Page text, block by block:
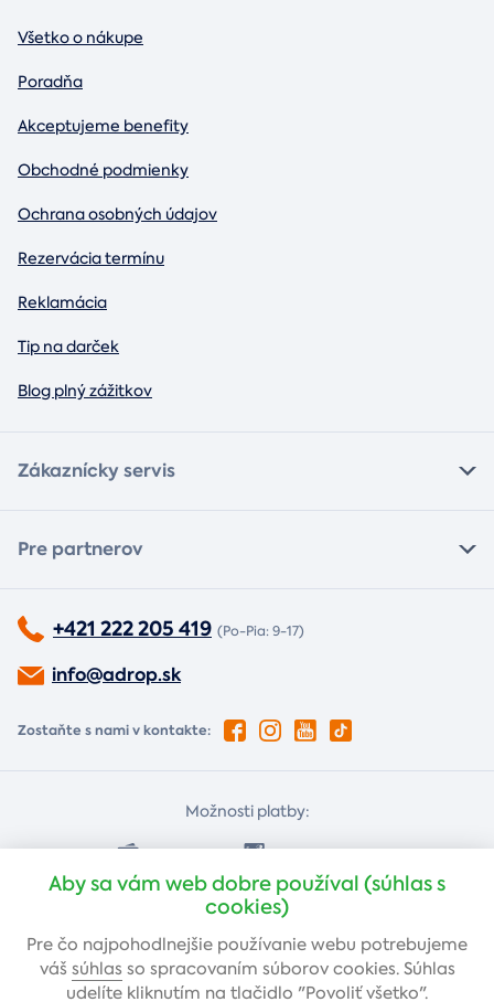
Všetko o nákupe
Poradňa
Akceptujeme benefity
Obchodné podmienky
Ochrana osobných údajov
Rezervácia termínu
Reklamácia
Tip na darček
Blog plný zážitkov
Zákaznícky servis
Pre partnerov
+421 222 205 419 (Po-Pia: 9-17)
info@adrop.sk
Zostaňte s nami v kontakte:
Možnosti platby:
Dobierkou Platba kartou
Aby sa vám web dobre používal (súhlas s
cookies)
Pre čo najpohodlnejšie používanie webu potrebujeme
váš súhlas so spracovaním súborov cookies. Súhlas
udelíte kliknutím na tlačidlo "Povoliť všetko".